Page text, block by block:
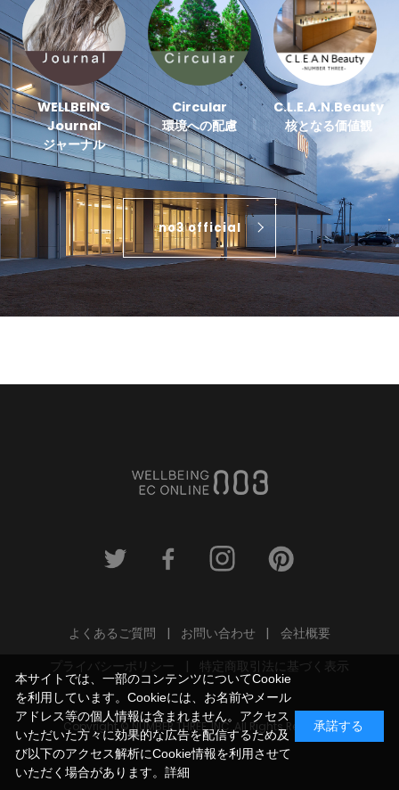
WELLBEING
Journal
ジャーナル
Circular
環境への配慮
C.L.E.A.N.Beauty
核となる価値観
no3 official
よくあるご質問 お問い合わせ
会社概要
プライバシーポリシー
特定商取引法に基づく表示
Copyright © NUMBER THREE, INC. All Rights Reserved.
本サイトでは、一部のコンテンツについてCookie
を利用しています。Cookieには、お名前やメール
アドレス等の個人情報は含まれません。アクセス
いただいた方々に効果的な広告を配信するため及
び以下のアクセス解析にCookie情報を利用させて
いただく場合があります。 詳細
承諾する